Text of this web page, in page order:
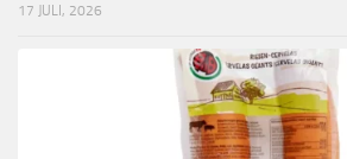
17 JULI, 2026